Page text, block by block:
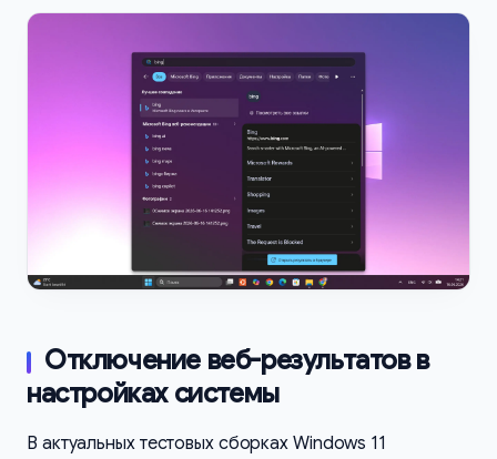
Отключение веб-результатов в
настройках системы
В актуальных тестовых сборках Windows 11